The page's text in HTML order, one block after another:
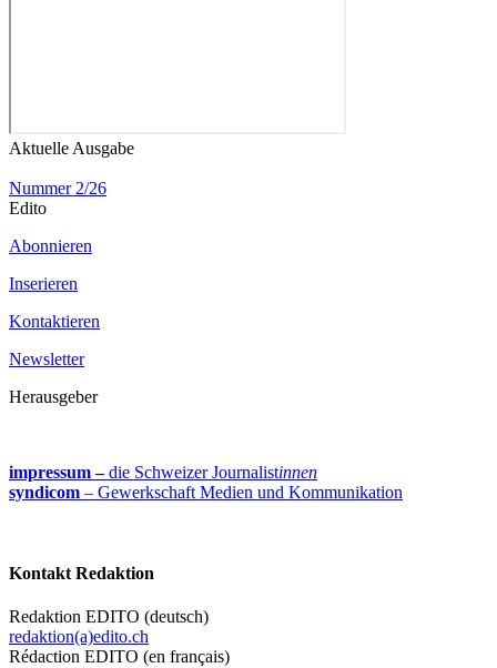
Aktuelle Ausgabe
Nummer 2/26
Edito
Abonnieren
Inserieren
Kontaktieren
Newsletter
Herausgeber
impressum –die Schweizer Journalistinnen
syndicom – Gewerkschaft Medien und Kommunikation
Kontakt Redaktion
Redaktion EDITO (deutsch)
redaktion(a)edito.ch
Rédaction EDITO (en français)